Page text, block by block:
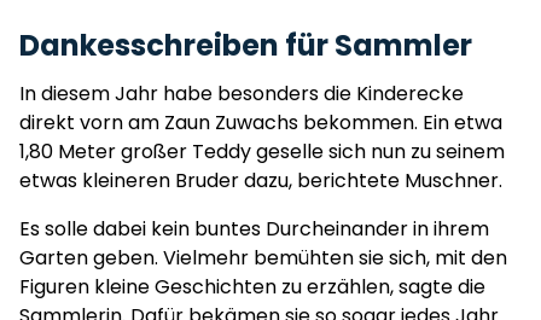
Dankesschreiben für Sammler
In diesem Jahr habe besonders die Kinderecke
direkt vorn am Zaun Zuwachs bekommen. Ein etwa
1,80 Meter großer Teddy geselle sich nun zu seinem
etwas kleineren Bruder dazu, berichtete Muschner.
Es solle dabei kein buntes Durcheinander in ihrem
Garten geben. Vielmehr bemühten sie sich, mit den
Figuren kleine Geschichten zu erzählen, sagte die